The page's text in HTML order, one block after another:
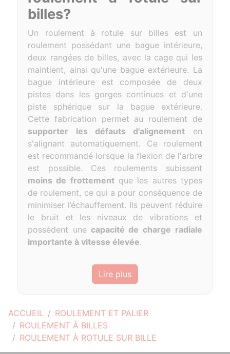
ACCUEIL
ROULEMENT ET PALIER
ROULEMENT À BILLES
ROULEMENT À ROTULE SUR BILLE
billes?
Un roulement à rotule sur billes est un
roulement possédant une bague intérieure,
deux rangées de billes, avec la cage qui les
maintient, ainsi qu'une bague extérieure. La
bague intérieure est composée de deux
pistes dans les gorges continues et d'une
piste sphérique sur la bague extérieure.
Cette fabrication permet au roulement de
supporter les défauts d'alignement en
s'alignant automatiquement. Ce roulement
est recommandé lorsque la flexion de l'arbre
est possible. Ces roulements subissent
moins de frottementque les autres types
de roulement, ce qui a pour conséquence de
minimiser l’échauffement. Ils peuvent réduire
le bruit et les niveaux de vibrations et
possèdent unecapacité de charge radiale
importante à vitesse élevée.
Lire plus